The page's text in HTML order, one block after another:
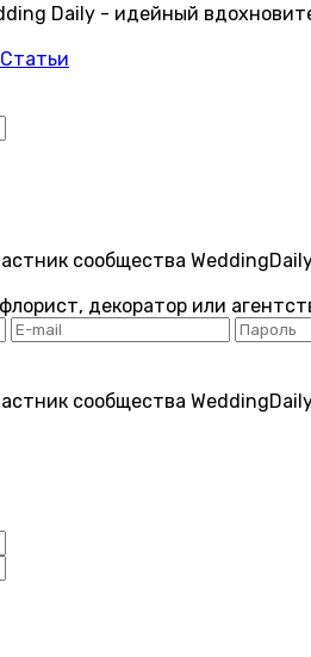
Daily - идейный
Статьи
сообщества
декоратор или
сообщества